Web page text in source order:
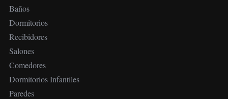
Baños
Dormitorios
Recibidores
Salones
Comedores
Dormitorios Infantiles
Paredes